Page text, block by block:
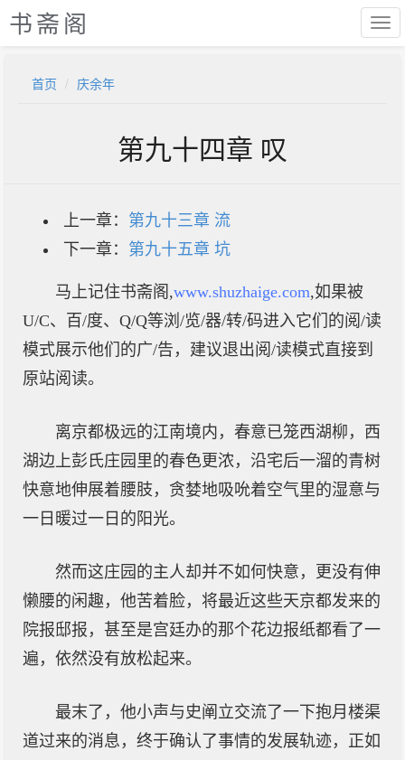
书斋阁
首页 庆余年
第九十四章 叹
上一章： 第九十三章 流
下一章： 第九十五章 坑
马上记住书斋阁,www.shuzhaige.com,如果被
U/C、百/度、Q/Q等浏/览/器/转/码进入它们的阅/读
模式展示他们的广/告，建议退出阅/读模式直接到
原站阅读。
离京都极远的江南境内，春意已笼西湖柳，西
湖边上彭氏庄园里的春色更浓，沿宅后一溜的青树
快意地伸展着腰肢，贪婪地吸吮着空气里的湿意与
一日暖过一日的阳光。
然而这庄园的主人却并不如何快意，更没有伸
懒腰的闲趣，他苦着脸，将最近这些天京都发来的
院报邸报，甚至是宫廷办的那个花边报纸都看了一
遍，依然没有放松起来。
最末了，他小声与史阐立交流了一下抱月楼渠
道过来的消息，终于确认了事情的发展轨迹，正如